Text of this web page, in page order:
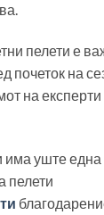
пелети е
почеток на
на
има уште
пелети